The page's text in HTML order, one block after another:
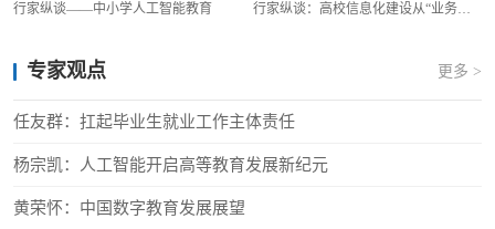
行家纵谈——中小学人工智能教育 行家纵谈：高校信息化建设从“业务提效”走向“教育赋能”
专家观点 更多 >
任友群：扛起毕业生就业工作主体责任
杨宗凯：人工智能开启高等教育发展新纪元
黄荣怀：中国数字教育发展展望